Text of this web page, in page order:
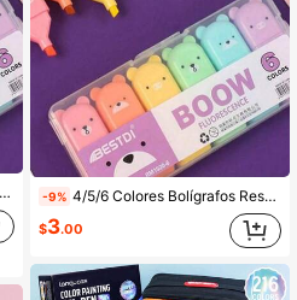
-9% 4/5/6 Colores Bolígrafos Resaltadores Mini, Diseño Lindo, Perfecto para Resaltar, Regreso a la Escuela, Suministros de Aprendizaje, Papelería Linda, Colores del Campus, Bolígrafos Marcadores, Papelería, Bolígrafos de Escritura, Bolígrafos Marcadores de Colores, Suministros de Oficina, Suministros Escolares, Suministros de Pintura, Suministros para Estudiantes, Bolígrafos Marcadores, Papelería, Niños, Niñas, Decoración de Halloween
$3.00